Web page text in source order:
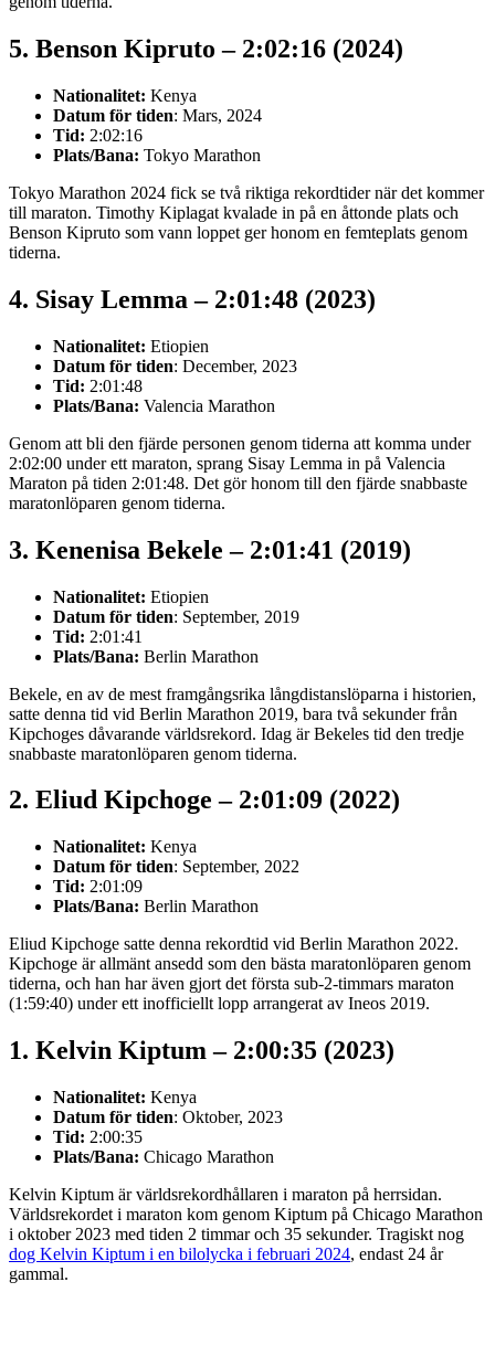
5. Benson Kipruto – 2:02:16 (2024)
Nationalitet: Kenya
Datum för tiden: Mars, 2024
Tid: 2:02:16
Plats/Bana: Tokyo Marathon
Tokyo Marathon 2024 fick se två riktiga rekordtider när det kommer
till maraton. Timothy Kiplagat kvalade in på en åttonde plats och
Benson Kipruto som vann loppet ger honom en femteplats genom
tiderna.
4. Sisay Lemma – 2:01:48 (2023)
Nationalitet: Etiopien
Datum för tiden: December, 2023
Tid: 2:01:48
Plats/Bana: Valencia Marathon
Genom att bli den fjärde personen genom tiderna att komma under
2:02:00 under ett maraton, sprang Sisay Lemma in på Valencia
Maraton på tiden 2:01:48. Det gör honom till den fjärde snabbaste
maratonlöparen genom tiderna.
3. Kenenisa Bekele – 2:01:41 (2019)
Nationalitet: Etiopien
Datum för tiden: September, 2019
Tid: 2:01:41
Plats/Bana: Berlin Marathon
Bekele, en av de mest framgångsrika långdistanslöparna i historien,
satte denna tid vid Berlin Marathon 2019, bara två sekunder från
Kipchoges dåvarande världsrekord. Idag är Bekeles tid den tredje
snabbaste maratonlöparen genom tiderna.
2. Eliud Kipchoge – 2:01:09 (2022)
Nationalitet: Kenya
Datum för tiden: September, 2022
Tid: 2:01:09
Plats/Bana: Berlin Marathon
Eliud Kipchoge satte denna rekordtid vid Berlin Marathon 2022.
Kipchoge är allmänt ansedd som den bästa maratonlöparen genom
tiderna, och han har även gjort det första sub-2-timmars maraton
(1:59:40) under ett inofficiellt lopp arrangerat av Ineos 2019.
1. Kelvin Kiptum – 2:00:35 (2023)
Nationalitet: Kenya
Datum för tiden: Oktober, 2023
Tid: 2:00:35
Plats/Bana: Chicago Marathon
Kelvin Kiptum är världsrekordhållaren i maraton på herrsidan.
Världsrekordet i maraton kom genom Kiptum på Chicago Marathon
i oktober 2023 med tiden 2 timmar och 35 sekunder. Tragiskt nog
dog Kelvin Kiptum i en bilolycka i februari 2024, endast 24 år
gammal.